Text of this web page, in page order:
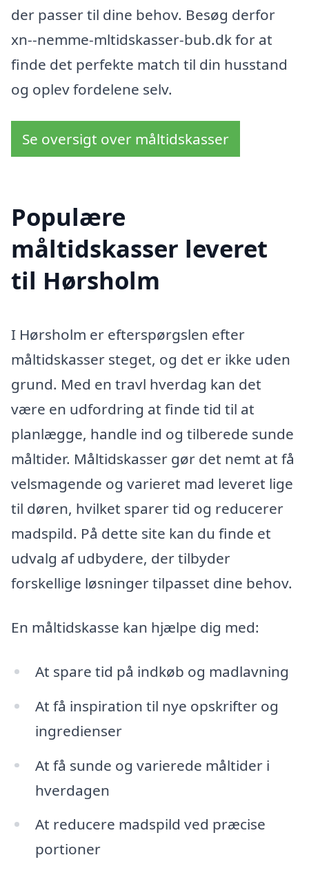
der passer til dine behov. Besøg derfor
xn--nemme-mltidskasser-bub.dk for at
finde det perfekte match til din husstand
og oplev fordelene selv.
Se oversigt over måltidskasser
Populære
måltidskasser leveret
til Hørsholm
I Hørsholm er efterspørgslen efter
måltidskasser steget, og det er ikke uden
grund. Med en travl hverdag kan det
være en udfordring at finde tid til at
planlægge, handle ind og tilberede sunde
måltider. Måltidskasser gør det nemt at få
velsmagende og varieret mad leveret lige
til døren, hvilket sparer tid og reducerer
madspild. På dette site kan du finde et
udvalg af udbydere, der tilbyder
forskellige løsninger tilpasset dine behov.
En måltidskasse kan hjælpe dig med:
At spare tid på indkøb og madlavning
At få inspiration til nye opskrifter og
ingredienser
At få sunde og varierede måltider i
hverdagen
At reducere madspild ved præcise
portioner